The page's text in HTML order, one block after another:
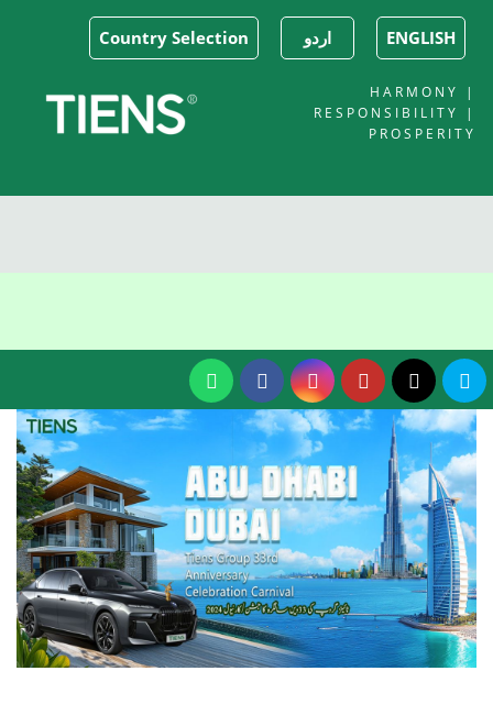
Country Selection اردو ENGLISH
HARMONY |
RESPONSIBILITY |
PROSPERITY